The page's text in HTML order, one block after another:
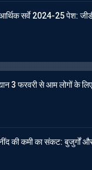
सर्वे 2024-25 पेश:
3 फरवरी से आम लोगों के
की कमी का संकट: बुजुर्गों